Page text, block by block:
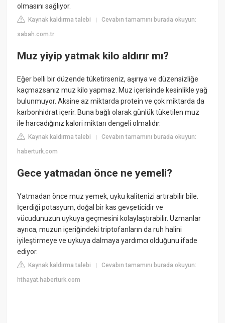
olmasını sağlıyor.
Kaynak kaldırma talebi |Cevabın tamamını burada okuyun:
sabah.com.tr
Muz yiyip yatmak kilo aldırır mı?
Eğer belli bir düzende tüketirseniz, aşırıya ve düzensizliğe
kaçmazsanız muz kilo yapmaz. Muz içerisinde kesinlikle yağ
bulunmuyor. Aksine az miktarda protein ve çok miktarda da
karbonhidrat içerir. Buna bağlı olarak günlük tüketilen muz
ile harcadığınız kalori miktarı dengeli olmalıdır.
Kaynak kaldırma talebi |Cevabın tamamını burada okuyun:
haberturk.com
Gece yatmadan önce ne yemeli?
Yatmadan önce muz yemek, uyku kalitenizi artırabilir bile.
İçerdiği potasyum, doğal bir kas gevşeticidir ve
vücudunuzun uykuya geçmesini kolaylaştırabilir. Uzmanlar
ayrıca, muzun içeriğindeki triptofanların da ruh halini
iyileştirmeye ve uykuya dalmaya yardımcı olduğunu ifade
ediyor.
Kaynak kaldırma talebi |Cevabın tamamını burada okuyun:
hthayat.haberturk.com